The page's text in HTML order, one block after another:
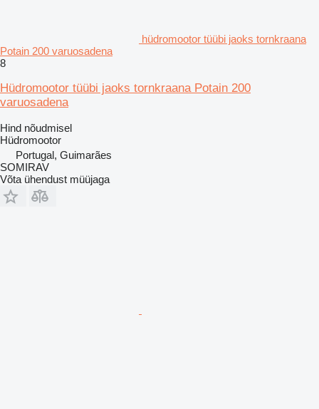
hüdromootor tüübi jaoks tornkraana
Potain 200 varuosadena
8
Hüdromootor tüübi jaoks tornkraana Potain 200
varuosadena
Hind nõudmisel
Hüdromootor
Portugal, Guimarães
SOMIRAV
Võta ühendust müüjaga